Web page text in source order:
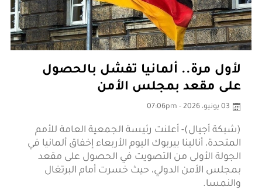
لأول مرة.. ألمانيا تفشل بالحصول
على مقعد بمجلس الأمن
03 يونيو، 2026 - 07:06pm
(شبكة أجيال)- أعلنت رئيسة الجمعية العامة للأمم
المتحدة، أنالينا بيربوك اليوم الأربعاء إخفاق ألمانيا في
الجولة الأولى من التصويت في الحصول على مقعد
بمجلس الأمن الدولي، حيث خسرت أمام البرتغال
والنمسا.